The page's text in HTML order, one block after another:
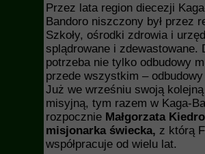
Przez lata region diecezji
Bandoro niszczony był przez
Szkoły, ośrodki zdrowia i
splądrowane i zdewastowane.
potrzeba nie tylko odbudowy
przede wszystkim –
Już we wrześniu swoją kolejną
misyjną, tym razem w Kaga-
rozpocznie Małgorzata
misjonarka świecka, z którą
współpracuje od wielu lat.